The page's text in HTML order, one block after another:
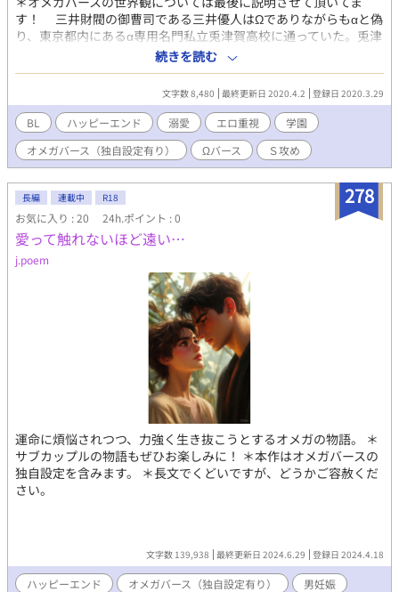
す！ 三井財閥の御曹司である三井優人はΩでありながらもαと偽
り、東京都内にあるα専用名門私立兎津賀高校に通っていた。兎津
賀高校には教育用としてのΩが集められており、生徒たちに教育
として一か月に一度は性行為をなすことを推奨している。三井優
人も教師にせっつかれない程度にその保健学習室へと足を運び、
どうにかΩを満足させαらしく振舞う日々を送っていた。 しかし
αとΩの吐息が混じり合うその保健学習室で、Ωではなく三井優人
に熱い視線を送る男が居た。それは世界屈指の永塚財閥の御曹
司、永塚透である。しきりに関係を持とうとしてくる透を躱しな
がらも、優人は徐々に追い詰められていく……！ ～オメガバース
の世界観について～ オメガバースの世界には通常の男女の性別の
他にα、β、Ωの性別がつけられます。 Ωとして産まれると男性で
も直腸奥に子宮の代わりとなるものが形成され妊娠出来るのが最
大の特徴です。 α…人口の10％ほどを占める、支配階級。容姿端
麗、頭脳明晰、運動神経抜群とスパダリ的ポジション。 β…人口
の90％ほどを占める、一般的な人々。ほとんどのβはβと結婚しβ
の子をなす。 Ω…人口1％未満の希少種。成熟すると3ケ月に1度発
情期に突入し、強い性衝動に駆られるとともにパートナー、特にα
を誘引するためのフェロモンを出す。そのフェロモンは強力で時
に理性をも失わせ事件に発展するため、Ωとαは興奮を抑える薬の
携帯が義務付けられている。発情期という不安定な時期を迎える
ために社会的地位は圧倒的に低く、Ωと分かった時点で自殺する
ものもいる。 番…発情期のΩのうなじをαが噛むと、それ以降その
Ωが出すフェロモンはそのαだけを誘引するようになる。『運命の
番』という都市伝説があり、その2人はお互いに気付くと全てを捨
ててでも結ばれようとするという。
続きを読む
文字数 8,480 最終更新日 2020.4.2 登録日 2020.3.29
BL ハッピーエンド 溺愛 エロ重視
学園
オメガバース（独自設定有り）
Ωバース Ｓ攻め
278
長編 連載中 R18
お気に入り : 20 24h.ポイント : 0
愛って触れないほど遠い…
j.poem
運命に煩悩されつつ、力強く生き抜こうとするオメガの物語。 ＊
サブカップルの物語もぜひお楽しみに！ ＊本作はオメガバースの
独自設定を含みます。 ＊長文でくどいですが、どうかご容赦くだ
さい。
文字数 139,938 最終更新日 2024.6.29 登録日 2024.4.18
ハッピーエンド オメガバース（独自設定有り）
男妊娠